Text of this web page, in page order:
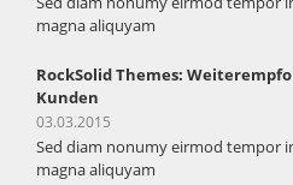
magna aliquyam
RockSolid Themes:
Kunden
03.03.2015
Sed diam nonumy eirmod tempor
magna aliquyam